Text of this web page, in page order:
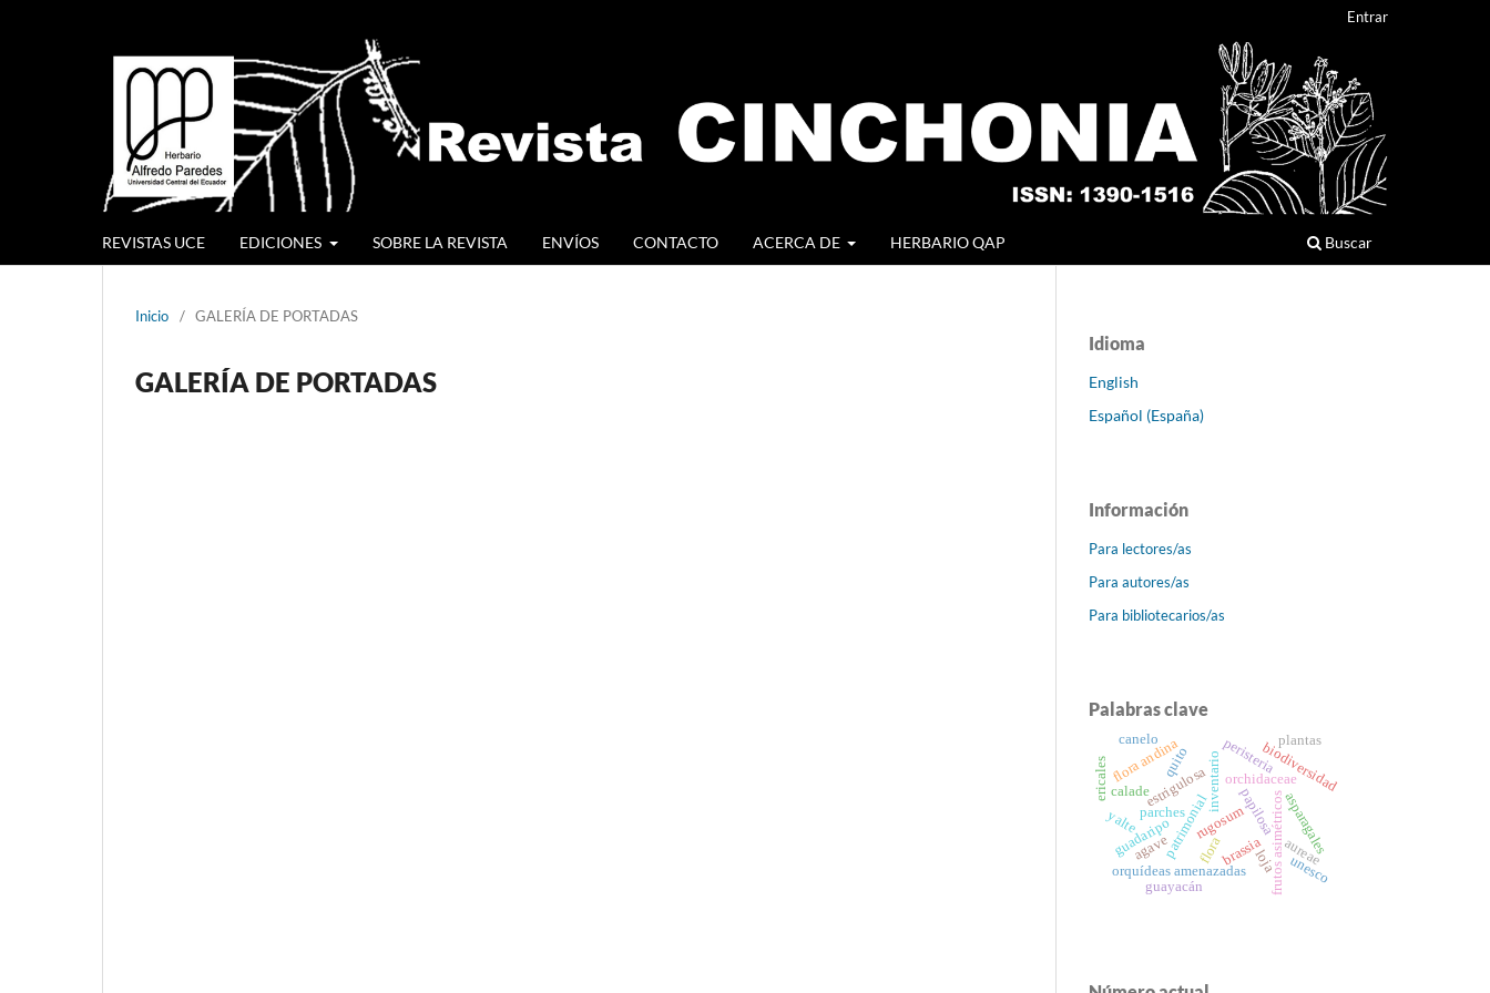
REVISTAS UCE EDICIONES SOBRE LA REVISTA ENVÍOS CONTACTO ACERCA DE HERBARIO QAP Buscar
Entrar
Inicio / GALERÍA DE PORTADAS
GALERÍA DE PORTADAS
Idioma
English
Español (España)
Información
Para lectores/as
Para autores/as
Para bibliotecarios/as
Palabras clave
rugosum
estrigulosa papilosafrutos asimétricos
flora
inventario
parchespatrimonial
quito
orquídeas amenazadas
orchidaceaebiodiversidad
brassia
peristeria
agave asparagales
flora andina
aureae
loja
calade
guadaripo
canelo
guayacán
yalte
plantas
unesco
ericales